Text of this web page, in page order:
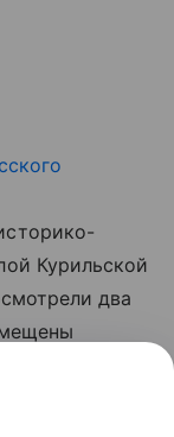
Курильской
два
объектов